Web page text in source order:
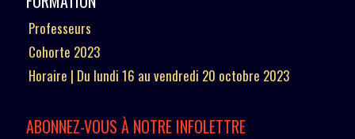
Professeurs
Cohorte 2023
Horaire | Du lundi 16 au vendredi 20 octobre 2023
ABONNEZ-VOUS À NOTRE INFOLETTRE